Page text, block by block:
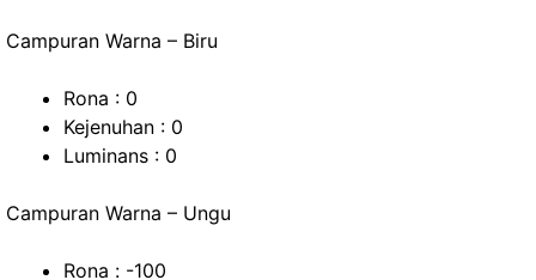
Campuran Warna – Biru
Rona : 0
Kejenuhan : 0
Luminans : 0
Campuran Warna – Ungu
Rona : -100